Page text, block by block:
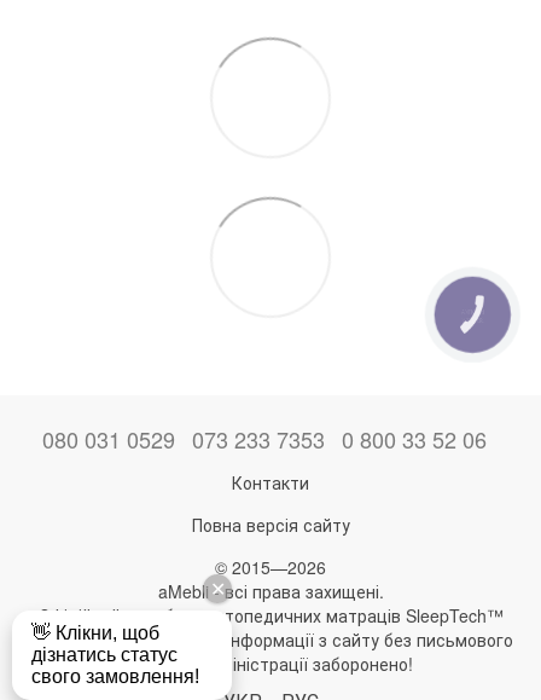
080 031 0529 073 233 7353 0 800 33 52 06
Контакти
Повна версія сайту
© 2015—2026
aMebli - всі права захищені.
Офіційний виробник ортопедичних матраців SleepTech™
Будь-яке використання інформації з сайту без письмового
дозволу адміністрації заборонено!
КНОПКА
ЗВ'ЯЗКУ